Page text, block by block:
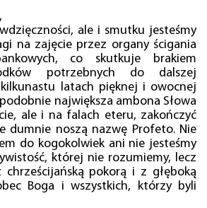
ale i smutku jesteśmy
na zajęcie przez organy ścigania
co skutkuje brakiem
potrzebnych do dalszej
latach pięknej i owocnej
największa ambona Słowa
ale i na falach eteru, zakończyć
dumnie noszą nazwę Profeto. Nie
do kogokolwiek ani nie jesteśmy
której nie rozumiemy, lecz
pokorą i z głęboką
Boga i wszystkich, którzy byli